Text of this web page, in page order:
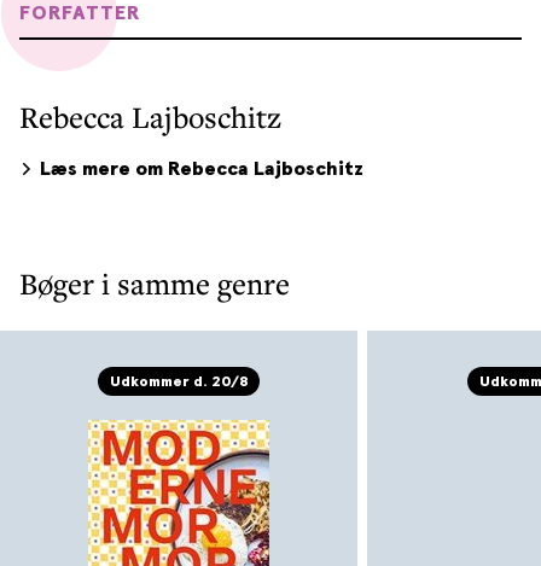
FORFATTER
Rebecca Lajboschitz
Læs mere om Rebecca Lajboschitz
Bøger i samme genre
Udkommer d. 20/8